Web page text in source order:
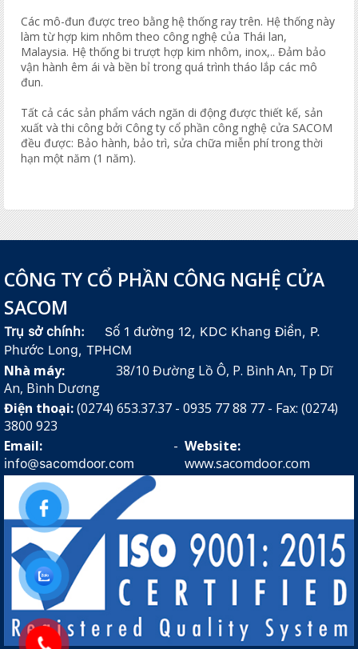
Các mô-đun được treo bằng hệ thống ray trên. Hệ thống này
làm từ hợp kim nhôm theo công nghệ của Thái lan,
Malaysia. Hệ thống bi trượt hợp kim nhôm, inox,.. Đảm bảo
vận hành êm ái và bền bỉ trong quá trình tháo lắp các mô
đun.
Tất cả các sản phẩm vách ngăn di động được thiết kế, sản
xuất và thi công bởi Công ty cổ phần công nghệ cửa SACOM
đều được: Bảo hành, bảo trì, sửa chữa miễn phí trong thời
hạn một năm (1 năm).
CÔNG TY CỔ PHẦN CÔNG NGHỆ CỬA
SACOM
Trụ sở chính:
Số 1 đường 12, KDC Khang Điền, P.
Phước Long, TPHCM
Nhà máy: 38/10 Đường Lồ Ô, P. Bình An, Tp Dĩ
An, Bình Dương
Điện thoại:(0274) 653.37.37 - 0935 77 88 77 - Fax: (0274)
3800 923
Email:
info@sacomdoor.com
- Website:
www.sacomdoor.com